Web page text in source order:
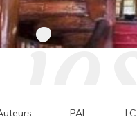
PAL LC